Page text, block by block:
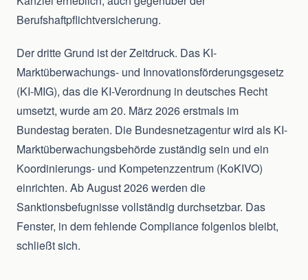
Berufshaftpflichtversicherung.
Der dritte Grund ist der Zeitdruck. Das KI-
Marktüberwachungs- und Innovationsförderungsgesetz
(KI-MIG), das die KI-Verordnung in deutsches Recht
umsetzt, wurde am 20. März 2026 erstmals im
Bundestag beraten. Die Bundesnetzagentur wird als KI-
Marktüberwachungsbehörde zuständig sein und ein
Koordinierungs- und Kompetenzzentrum (KoKIVO)
einrichten. Ab August 2026 werden die
Sanktionsbefugnisse vollständig durchsetzbar. Das
Fenster, in dem fehlende Compliance folgenlos bleibt,
schließt sich.